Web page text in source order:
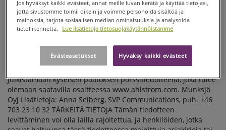
Jos hyväksyt kaikki evästeet, annat meille luvan kerätä ja käyttää tietojasi,
jotta sivustomme toimii oikein ja voimme personoida sisältöä ja
mainoksia, tarjota sosiaalisen median ominaisuuksia ja analysoida
tietoliikennettä.
Lue lisätietoja tietosuojakäytännöistämme
Hyväksy kaikki evästeet
Evästeasetukset